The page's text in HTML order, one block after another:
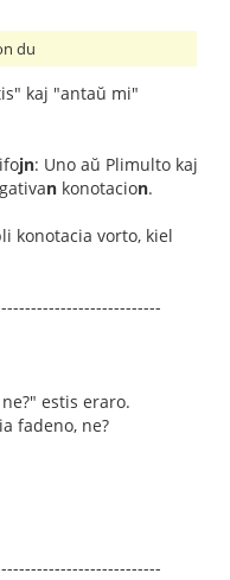
du
kaj "antaŭ mi"
jn: Uno aŭ Plimulto kaj
n konotacion.
konotacia vorto, kiel
estis eraro.
fadeno, ne?